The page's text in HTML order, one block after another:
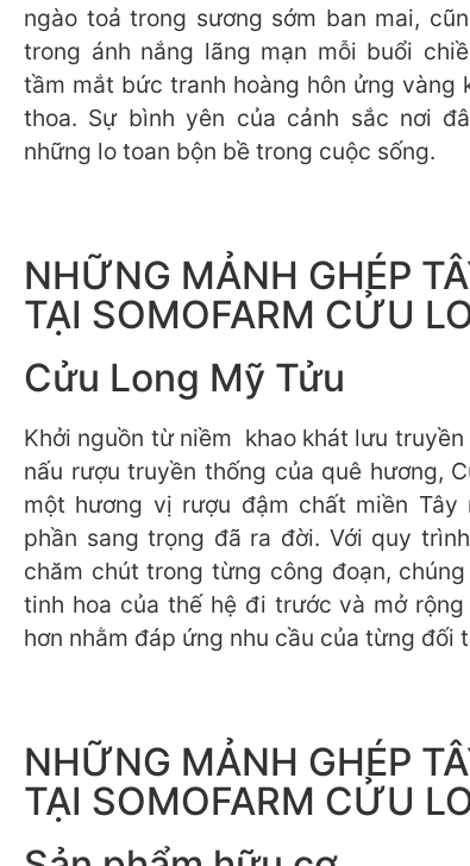
ngào toả trong sương sớm ban mai,
trong ánh nắng lãng mạn mỗi buổi
tầm mắt bức tranh hoàng hôn ửng vàng
thoa. Sự bình yên của cảnh sắc nơi
những lo toan bộn bề trong cuộc sống.
NHỮNG MẢNH GHÉP
TẠI SOMOFARM CỬU
Cửu Long Mỹ Tửu
Khởi nguồn từ niềm khao khát lưu
nấu rượu truyền thống của quê hương,
một hương vị rượu đậm chất miền Tây
phần sang trọng đã ra đời. Với quy
chăm chút trong từng công đoạn,
tinh hoa của thế hệ đi trước và mở
hơn nhằm đáp ứng nhu cầu của từng đối
NHỮNG MẢNH GHÉP
TẠI SOMOFARM CỬU